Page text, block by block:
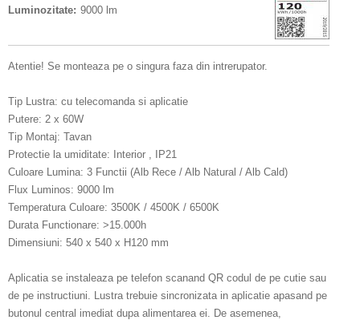
Luminozitate: 9000 lm
Atentie! Se monteaza pe o singura faza din intrerupator.
Tip Lustra: cu telecomanda si aplicatie
Putere: 2 x 60W
Tip Montaj: Tavan
Protectie la umiditate: Interior , IP21
Culoare Lumina: 3 Functii (Alb Rece / Alb Natural / Alb Cald)
Flux Luminos: 9000 lm
Temperatura Culoare: 3500K / 4500K / 6500K
Durata Functionare: >15.000h
Dimensiuni: 540 x 540 x H120 mm
Aplicatia se instaleaza pe telefon scanand QR codul de pe cutie sau
de pe instructiuni. Lustra trebuie sincronizata in aplicatie apasand pe
butonul central imediat dupa alimentarea ei. De asemenea,